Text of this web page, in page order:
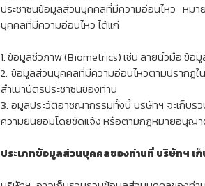
ประชาชนข้อมูลส่วนบุคคลที่มีความอ่อนไหว หม
บุคคลที่มีความอ่อนไหว ได้แก่
1. ข้อมูลชีวภาพ (Biometrics) เช่น ลายนิ้วมือ ข้
2. ข้อมูลส่วนบุคคลที่มีความอ่อนไหวตามปรากฏ
สำเนาบัตรประชาชนของท่าน
3. อมูลประวัติอาชญากรรมทั้งนี้ บริษัทฯ จะเก็บร
ความยินยอมโดยชัดแจ้ง หรือตามกฎหมายอนุญา
ประเภทข้อมูลส่วนบุคคลของท่านที่ บริษัทฯ เก็